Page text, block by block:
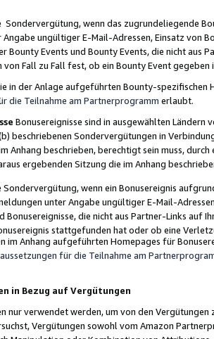
Sondervergütung, wenn das zugrundeliegende
Angabe ungültiger E-Mail-Adressen, Einsatz von
Bounty Events und Bounty Events, die nicht
von Fall zu Fall fest, ob ein Bounty Event
in der Anlage aufgeführten Bounty-spezifischen
die Teilnahme am Partnerprogramm erlaubt.
Bonusereignisse sind in ausgewählten Ländern
beschriebenen Sondervergütungen in
Anhang beschrieben, berechtigt sein muss,
ergebenden Sitzung die im Anhang
wenn ein Bonusereignis
unter Angabe ungültiger E-Mail-
Bonusereignisse, die nicht aus Partner-Links auf
stattgefunden hat oder ob eine
im Anhang aufgeführten Homepages für
für die Teilnahme am
in Bezug auf Vergütungen
nur verwendet werden, um von den
Vergütungen sowohl vom Amazon